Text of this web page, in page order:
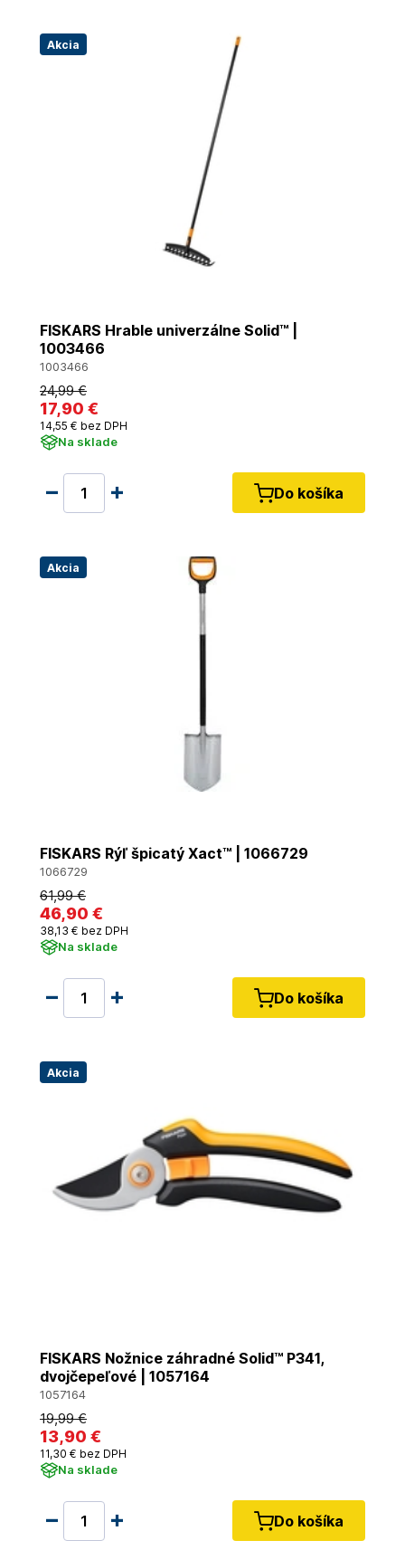
Akcia
FISKARS Hrable univerzálne Solid™ |
1003466
1003466
24,99 €
17,90 €
14,55 € bez DPH
Na sklade
Do košíka
Akcia
FISKARS Rýľ špicatý Xact™ | 1066729
1066729
61,99 €
46,90 €
38,13 € bez DPH
Na sklade
Do košíka
Akcia
FISKARS Nožnice záhradné Solid™ P341,
dvojčepeľové | 1057164
1057164
19,99 €
13,90 €
11,30 € bez DPH
Na sklade
Do košíka